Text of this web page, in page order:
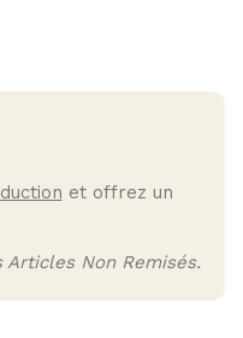
et offrez un
Non Remisés.